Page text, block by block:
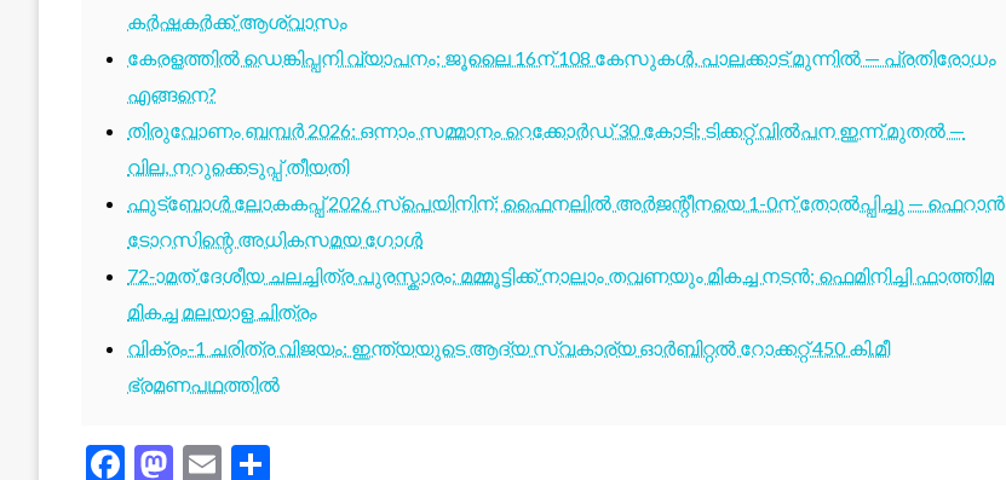
കർഷകർക്ക് ആശ്വാസം
കേരളത്തിൽ ഡെങ്കിപ്പനി വ്യാപനം; ജൂലൈ 16ന് 108 കേസുകൾ, പാലക്കാട് മുന്നിൽ — പ്രതിരോധം
എങ്ങനെ?
തിരുവോണം ബമ്പർ 2026: ഒന്നാം സമ്മാനം റെക്കോർഡ് 30 കോടി; ടിക്കറ്റ് വിൽപന ഇന്ന് മുതൽ —
വില, നറുക്കെടുപ്പ് തീയതി
ഫുട്ബോൾ ലോകകപ്പ് 2026 സ്പെയിനിന്; ഫൈനലിൽ അർജന്റീനയെ 1-0ന് തോൽപ്പിച്ചു — ഫെറാൻ
ടോറസിന്റെ അധികസമയ ഗോൾ
72-ാമത് ദേശീയ ചലച്ചിത്ര പുരസ്കാരം: മമ്മൂട്ടിക്ക് നാലാം തവണയും മികച്ച നടൻ; ഫെമിനിച്ചി ഫാത്തിമ
മികച്ച മലയാള ചിത്രം
വിക്രം-1 ചരിത്ര വിജയം: ഇന്ത്യയുടെ ആദ്യ സ്വകാര്യ ഓർബിറ്റൽ റോക്കറ്റ് 450 കി.മീ
ഭ്രമണപഥത്തിൽ
Facebook
Mastodon
Email